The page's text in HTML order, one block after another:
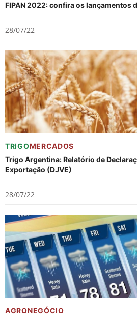
FIPAN 2022: confira os lançamentos
28/07/22
TRIGOMERCADOS
Trigo Argentina: Relatório de
Exportação (DJVE)
28/07/22
AGRONEGÓCIO